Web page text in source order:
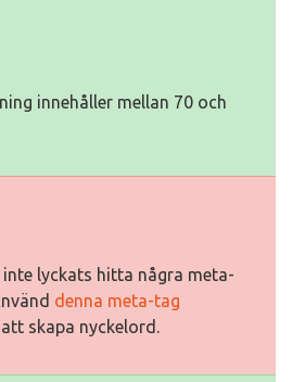
innehåller mellan 70 och
lyckats hitta några meta-
denna meta-tag
skapa nyckelord.